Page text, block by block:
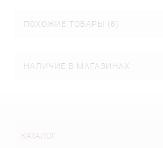
ПОХОЖИЕ ТОВАРЫ (8)
НАЛИЧИЕ В МАГАЗИНАХ
КАТАЛОГ